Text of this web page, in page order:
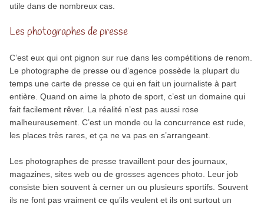
utile dans de nombreux cas.
Les photographes de presse
C’est eux qui ont pignon sur rue dans les compétitions de renom.
Le photographe de presse ou d’agence possède la plupart du
temps une carte de presse ce qui en fait un journaliste à part
entière. Quand on aime la photo de sport, c’est un domaine qui
fait facilement rêver. La réalité n’est pas aussi rose
malheureusement. C’est un monde ou la concurrence est rude,
les places très rares, et ça ne va pas en s’arrangeant.
Les photographes de presse travaillent pour des journaux,
magazines, sites web ou de grosses agences photo. Leur job
consiste bien souvent à cerner un ou plusieurs sportifs. Souvent
ils ne font pas vraiment ce qu’ils veulent et ils ont surtout un